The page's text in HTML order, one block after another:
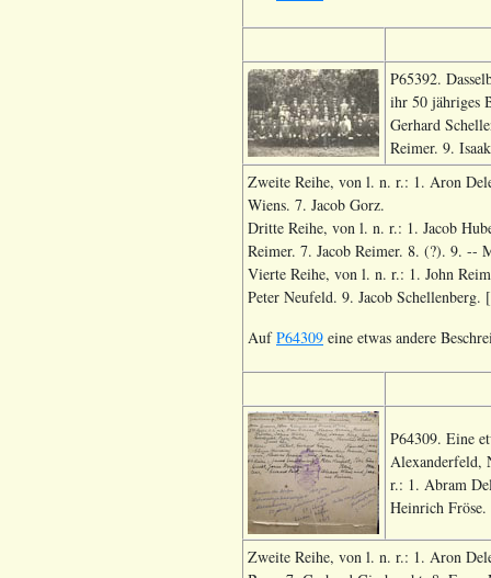
P65392.
ihr 50 jähriges
Gerhard
Reimer. 9.
Zweite Reihe, von l. n. r.: 1. Aron
Wiens. 7. Jacob Gorz.
Dritte Reihe, von l. n. r.: 1. Jacob
Reimer. 7. Jacob Reimer. 8. (?). 9. --
Vierte Reihe, von l. n. r.: 1. John
Peter Neufeld. 9. Jacob Schellenberg.
AufP64309 eine etwas andere
P64309. Eine
Alexanderfeld,
r.: 1. Abram
Heinrich Fröse.
Zweite Reihe, von l. n. r.: 1. Aron